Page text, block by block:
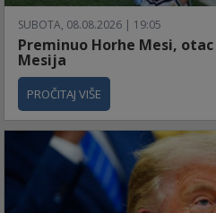
SUBOTA, 08.08.2026 | 19:05
Preminuo Horhe Mesi,
Mesija
PROČITAJ VIŠE